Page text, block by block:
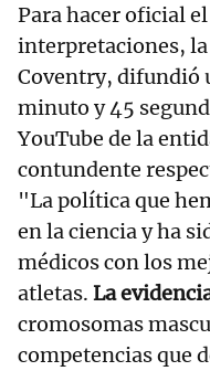
Para hacer oficial
interpretaciones,
Coventry, difundió
minuto y 45
YouTube de la
contundente
"La política que
en la ciencia y ha
médicos con los
atletas. La
cromosomas
competencias que